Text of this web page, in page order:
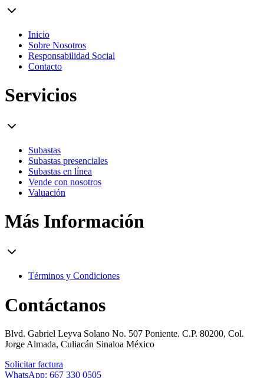
Inicio
Sobre Nosotros
Responsabilidad Social
Contacto
Servicios
Subastas
Subastas presenciales
Subastas en línea
Vende con nosotros
Valuación
Más Información
Términos y Condiciones
Contáctanos
Blvd. Gabriel Leyva Solano No. 507 Poniente. C.P. 80200, Col.
Jorge Almada, Culiacán Sinaloa México
Solicitar factura
WhatsApp: 667 330 0505